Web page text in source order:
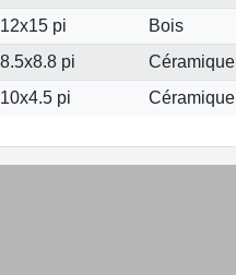
12x15 pi
Bois
8.5x8.8 pi
Céramique
10x4.5 pi Céramique